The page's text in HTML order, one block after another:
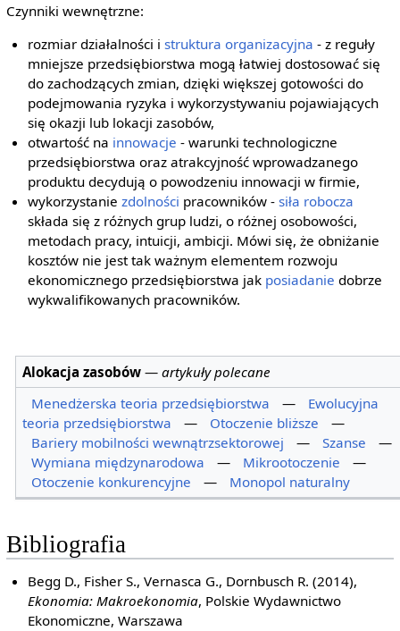
Czynniki wewnętrzne:
rozmiar działalności istruktura organizacyjna - z reguły
mniejsze przedsiębiorstwa mogą łatwiej dostosować się
do zachodzących zmian, dzięki większej gotowości do
podejmowania ryzyka i wykorzystywaniu pojawiających
się okazji lub lokacji zasobów,
otwartość na innowacje - warunki technologiczne
przedsiębiorstwa oraz atrakcyjność wprowadzanego
produktu decydują o powodzeniu innowacji w firmie,
wykorzystaniezdolności pracowników -siła robocza
składa się z różnych grup ludzi, o różnej osobowości,
metodach pracy, intuicji, ambicji. Mówi się, że obniżanie
kosztów nie jest tak ważnym elementem rozwoju
ekonomicznego przedsiębiorstwa jak posiadanie dobrze
wykwalifikowanych pracowników.
Alokacja zasobów —artykuły polecane
Menedżerska teoria przedsiębiorstwa
—
Ewolucyjna
teoria przedsiębiorstwa
— Otoczenie bliższe
—
Bariery mobilności wewnątrzsektorowej
— Szanse
—
Wymiana międzynarodowa
— Mikrootoczenie
—
Otoczenie konkurencyjne
— Monopol naturalny
Bibliografia
Begg D., Fisher S., Vernasca G., Dornbusch R. (2014),
Ekonomia: Makroekonomia, Polskie Wydawnictwo
Ekonomiczne, Warszawa